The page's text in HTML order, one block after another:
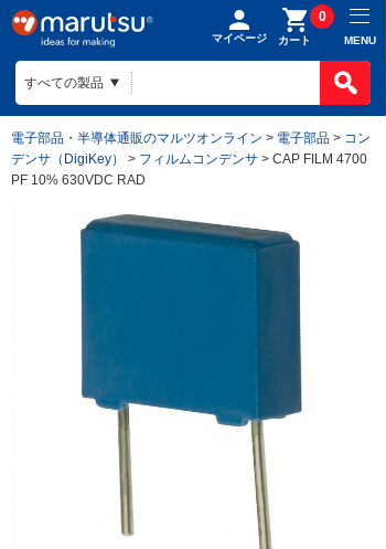
マイページ カート
0
MENU
電子部品・半導体通販のマルツオンライン > 電子部品 > コン
デンサ（DigiKey）
> フィルムコンデンサ > CAP FILM 4700
PF 10% 630VDC RAD